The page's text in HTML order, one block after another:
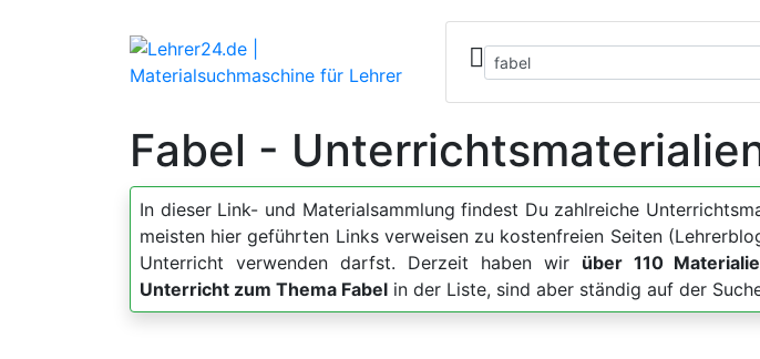
Fabel -
In dieser Link- und Materialsammlung findest Du zahlreiche
meisten hier geführten Links verweisen zu kostenfreien Seiten
Unterricht verwenden darfst. Derzeit haben wir über 110
Unterricht zum Thema Fabel in der Liste, sind aber ständig auf der